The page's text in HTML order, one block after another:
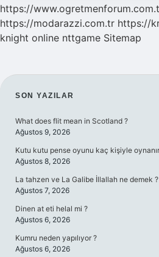
https://
https://modarazzi.com.tr https://
knight online nttgame Sitemap
SIDEBAR
SON YAZILAR
What does flit mean in Scotland ?
Ağustos 9, 2026
Kutu kutu pense oyunu kaç kişiyle
Ağustos 8, 2026
La tahzen ve La Galibe İllallah ne demek ?
Ağustos 7, 2026
Dinen at eti helal mi ?
Ağustos 6, 2026
Kumru neden yapılıyor ?
Ağustos 6, 2026